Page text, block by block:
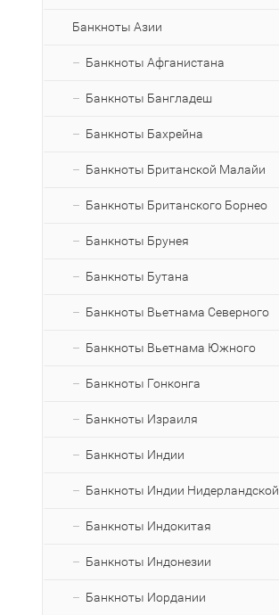
Банкноты Азии
Банкноты Афганистана
Банкноты Бангладеш
Банкноты Бахрейна
Банкноты Британской Малайи
Банкноты Британского Борнео
Банкноты Брунея
Банкноты Бутана
Банкноты Вьетнама Северного
Банкноты Вьетнама Южного
Банкноты Гонконга
Банкноты Израиля
Банкноты Индии
Банкноты Индии Нидерландской
Банкноты Индокитая
Банкноты Индонезии
Банкноты Иордании